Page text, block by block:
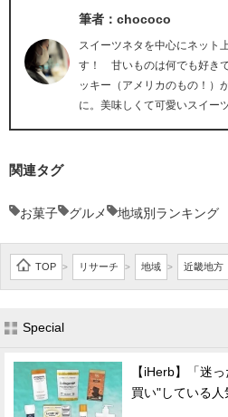
筆者：chococo
スイーツネタを中心にネット
す！ 甘いものは何でも好き
ッキー（アメリカのもの！）
に。美味しくて可愛いスイー
関連タグ
お菓子 グルメ 地域別ランキング
TOP > リサーチ > 地域 > 近畿地方
Special
【iHerb】「迷
買い"している人